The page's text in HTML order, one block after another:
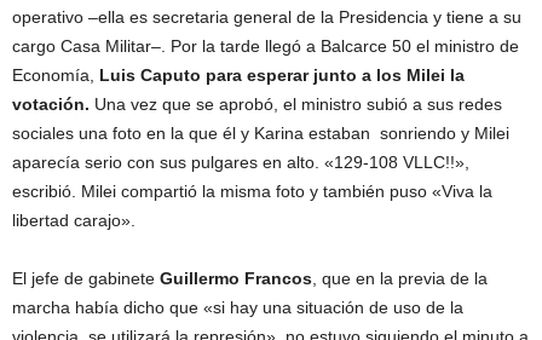
operativo –ella es secretaria general de la Presidencia y tiene a su
cargo Casa Militar–. Por la tarde llegó a Balcarce 50 el ministro de
Economía, Luis Caputo para esperarjunto a los Milei la
votación. Una vez que se aprobó, el ministro subió a sus redes
sociales una foto en la que él y Karina estaban sonriendo y Milei
aparecía serio con sus pulgares en alto. «129-108 VLLC!!»,
escribió. Milei compartió la misma foto y también puso «Viva la
libertad carajo».
El jefe de gabinete Guillermo Francos , que en la previa de la
marcha había dicho que «si hay una situación de uso de la